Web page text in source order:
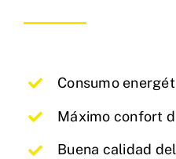
Consumo
Máximo confort
Buena calidad